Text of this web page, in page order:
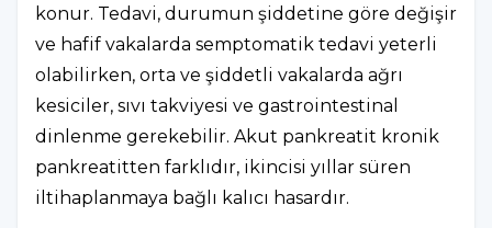
konur. Tedavi, durumun şiddetine göre değişir
ve hafif vakalarda semptomatik tedavi yeterli
olabilirken, orta ve şiddetli vakalarda ağrı
kesiciler, sıvı takviyesi ve gastrointestinal
dinlenme gerekebilir. Akut pankreatit kronik
pankreatitten farklıdır, ikincisi yıllar süren
iltihaplanmaya bağlı kalıcı hasardır.